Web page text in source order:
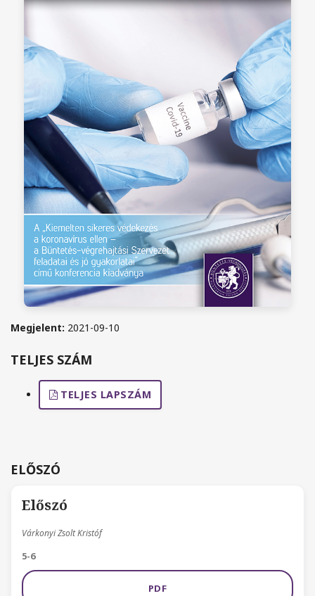
Megjelent: 2021-09-10
TELJES SZÁM
TELJES LAPSZÁM
ELŐSZÓ
Előszó
Várkonyi Zsolt Kristóf
5-6
PDF